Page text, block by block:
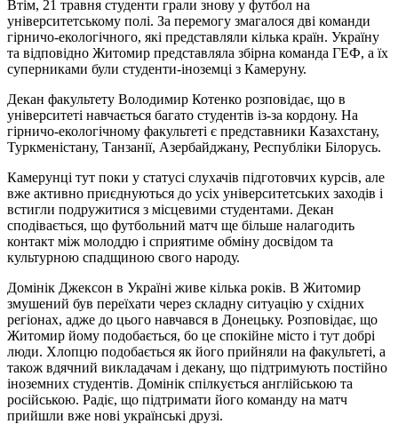
Втім, 21 травня студенти грали знову у футбол на
університетському полі. За перемогу змагалося дві команди
гірничо-екологічного, які представляли кілька країн. Україну
та відповідно Житомир представляла збірна команда ГЕФ, а їх
суперниками були студенти-іноземці з Камеруну.
Декан факультету Володимир Котенко розповідає, що в
університеті навчається багато студентів із-за кордону. На
гірничо-екологічному факультеті є представники Казахстану,
Туркменістану, Танзанії, Азербайджану, Республіки Білорусь.
Камерунці тут поки у статусі слухачів підготовчих курсів, але
вже активно приєднуються до усіх університетських заходів і
встигли подружитися з місцевими студентами. Декан
сподівається, що футбольний матч ще більше налагодить
контакт між молоддю і сприятиме обміну досвідом та
культурною спадщиною свого народу.
Домінік Джексон в Україні живе кілька років. В Житомир
змушений був переїхати через складну ситуацію у східних
регіонах, адже до цього навчався в Донецьку. Розповідає, що
Житомир йому подобається, бо це спокійне місто і тут добрі
люди. Хлопцю подобається як його прийняли на факультеті, а
також вдячний викладачам і декану, що підтримують постійно
іноземних студентів. Домінік спілкується англійською та
російською. Радіє, що підтримати його команду на матч
прийшли вже нові українські друзі.